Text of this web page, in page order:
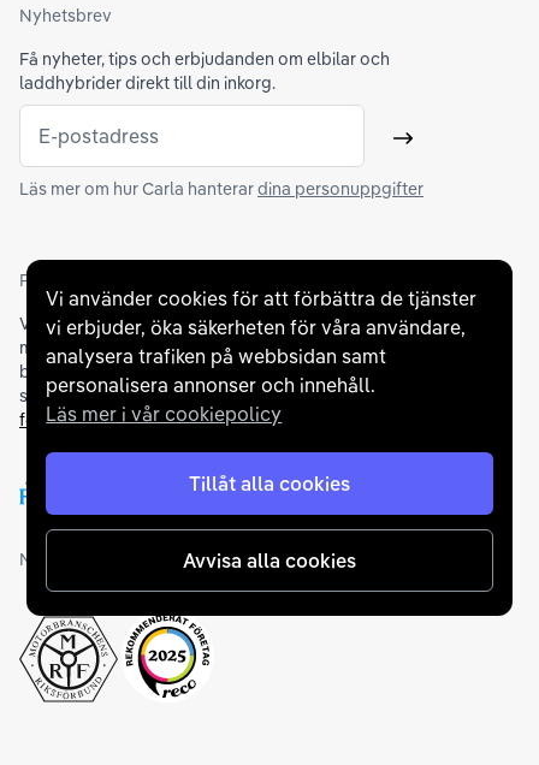
Vi använder cookies för att förbättra de tjänster
vi erbjuder, öka säkerheten för våra användare,
analysera trafiken på webbsidan samt
personalisera annonser och innehåll.
Läs mer i vår cookiepolicy
Tillåt alla cookies
Avvisa alla cookies
Nyhetsbrev
Få nyheter, tips och erbjudanden om elbilar och
laddhybrider direkt till din inkorg.
E-postadress Skicka
Läs mer om hur Carla hanterardina personuppgifter
Partners och betallösningar
Vi samarbetar medflertalet banker för att erbjuda dig bästa
möjliga finansieringslösning och stödjer en rad olika
betalningsmetoder. För att du ska känna dig trygg vid ditt köp
samarbetar vi med Folksam och AutoConcept gällande
försäkringar och garantier.
Medlemskap och utmärkelser